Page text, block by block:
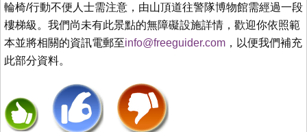
輪椅/行動不便人士需注意，由山頂道往警隊博物館需經過一段
樓梯級。我們尚未有此景點的無障礙設施詳情，歡迎你依照範
本並將相關的資訊電郵至info@freeguider.com ，以便我們補充
此部分資料。